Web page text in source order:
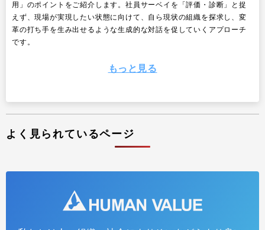
用」のポイントをご紹介します。社員サーベイを「評価・診断」と捉
えず、現場が実現したい状態に向けて、自ら現状の組織を探求し、変
革の打ち手を生み出せるような生成的な対話を促していくアプローチ
です。
もっと見る
よく見られているページ